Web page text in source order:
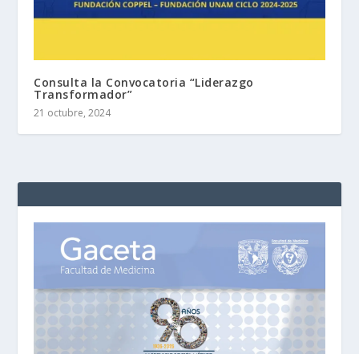
Consulta la Convocatoria “Liderazgo
Transformador”
21 octubre, 2024